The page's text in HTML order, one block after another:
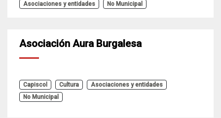
Asociaciones y entidades
No Municipal
Asociación Aura Burgalesa
Capiscol Cultura
Asociaciones y entidades
No Municipal